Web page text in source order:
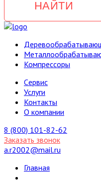
НАЙТИ
Компрессоры
Cервис
Услуги
Контакты
О компании
8 (800) 101-82-62
Заказать звонок
a.r2002@mail.ru
Главная